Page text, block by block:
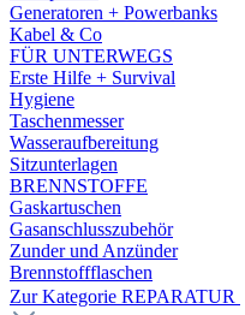
Generatoren + Powerbanks
Kabel & Co
FÜR UNTERWEGS
Erste Hilfe + Survival
Hygiene
Taschenmesser
Wasseraufbereitung
Sitzunterlagen
BRENNSTOFFE
Gaskartuschen
Gasanschlusszubehör
Zunder und Anzünder
Brennstoffflaschen
Zur Kategorie REPARATUR